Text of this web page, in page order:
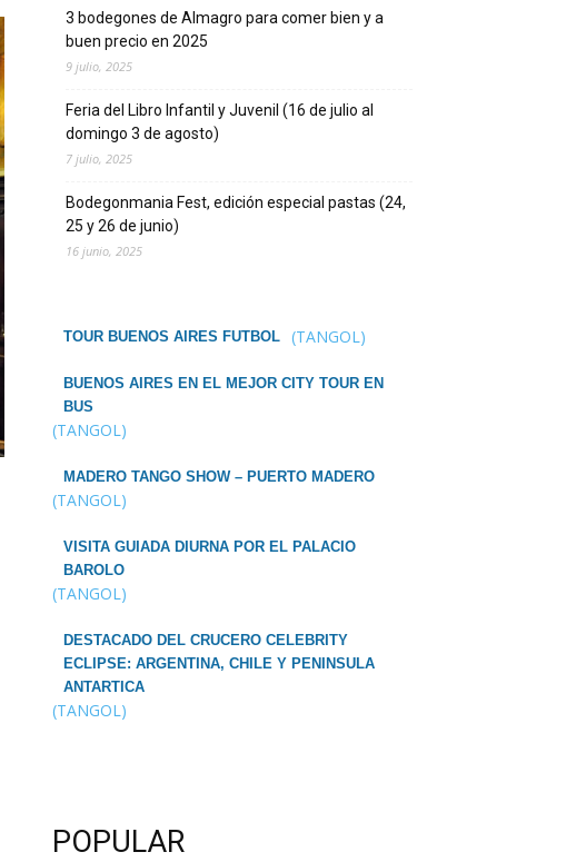
3 bodegones de Almagro para comer bien y a
buen precio en 2025
9 julio, 2025
Feria del Libro Infantil y Juvenil (16 de julio al
domingo 3 de agosto)
7 julio, 2025
Bodegonmania Fest, edición especial pastas (24,
25 y 26 de junio)
16 junio, 2025
TOUR BUENOS AIRES FUTBOL (TANGOL)
BUENOS AIRES EN EL MEJOR CITY TOUR EN
BUS
(TANGOL)
MADERO TANGO SHOW – PUERTO MADERO
(TANGOL)
VISITA GUIADA DIURNA POR EL PALACIO
BAROLO
(TANGOL)
DESTACADO DEL CRUCERO CELEBRITY
ECLIPSE: ARGENTINA, CHILE Y PENINSULA
ANTARTICA
(TANGOL)
POPULAR